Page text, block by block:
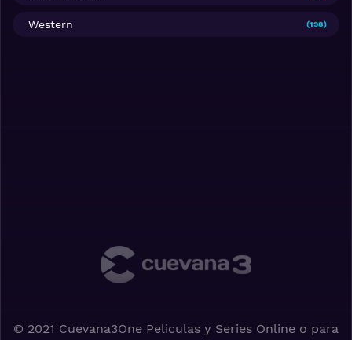
Western (198)
© 2021 Cuevana3One Peliculas y Series Online o para